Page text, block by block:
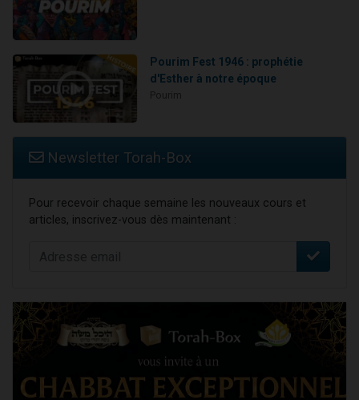
Pourim Fest 1946 : prophétie
d'Esther à notre époque
Newsletter Torah-Box
Pour recevoir chaque semaine les nouveaux cours et
articles, inscrivez-vous dès maintenant :